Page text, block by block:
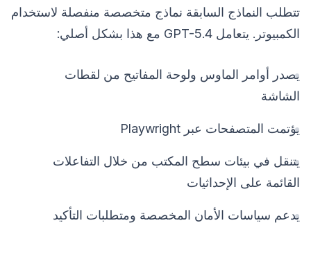
تتطلب النماذج السابقة نماذج متخصصة منفصلة لاستخدام
الكمبيوتر. يتعامل GPT-5.4 مع هذا بشكل أصلي:
يصدر أوامر الماوس ولوحة المفاتيح من لقطات
الشاشة
يؤتمت المتصفحات عبر Playwright
يتنقل في بيئات سطح المكتب من خلال التفاعلات
القائمة على الإحداثيات
يدعم سياسات الأمان المخصصة ومتطلبات التأكيد